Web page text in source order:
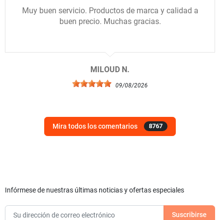
Muy buen servicio. Productos de marca y calidad a
buen precio. Muchas gracias.
MILOUD N.
09/08/2026
Mira todos los comentarios 8767
Infórmese de nuestras últimas noticias y ofertas especiales